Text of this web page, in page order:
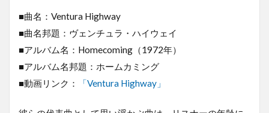
■曲名：Ventura Highway
■曲名邦題：ヴェンチュラ・ハイウェイ
■アルバム名：Homecoming（1972年）
■アルバム名邦題：ホームカミング
■動画リンク：
「Ventura Highway」